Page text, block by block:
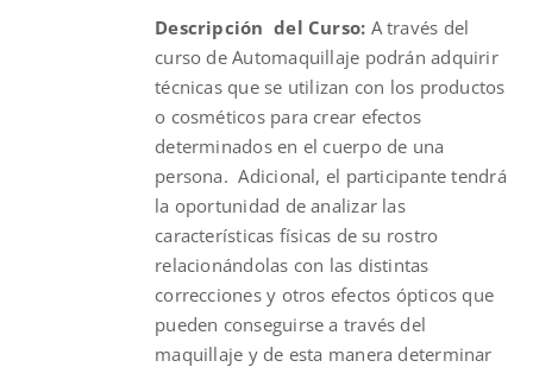
$100.00.$70.00.
Descripción del Curso: A través del
curso de Automaquillaje podrán adquirir
técnicas que se utilizan con los productos
o cosméticos para crear efectos
determinados en el cuerpo de una
persona. Adicional, el participante tendrá
la oportunidad de analizar las
características físicas de su rostro
relacionándolas con las distintas
correcciones y otros efectos ópticos que
pueden conseguirse a través del
maquillaje y de esta manera determinar